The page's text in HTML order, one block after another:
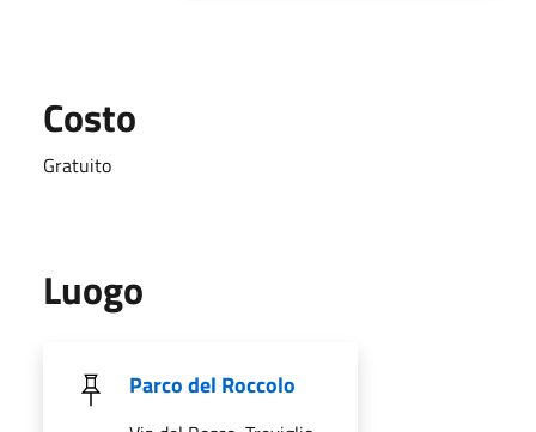
Costo
Gratuito
Luogo
Parco del Roccolo